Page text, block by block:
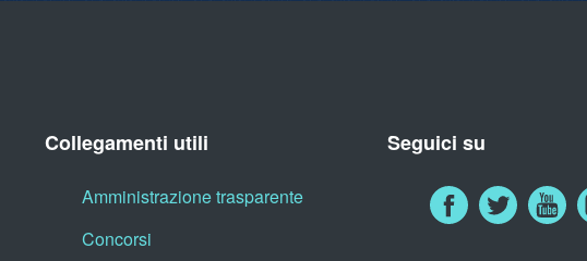
Collegamenti utili
Amministrazione trasparente
Concorsi
Seguici su